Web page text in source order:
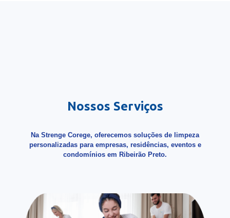
Nossos Serviços
Na Strenge Corege, oferecemos soluções de limpeza
personalizadas para empresas, residências, eventos e
condomínios em Ribeirão Preto.